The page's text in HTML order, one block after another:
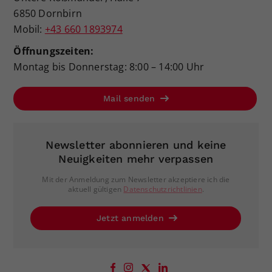
6850 Dornbirn
Mobil: +43 660 1893974
Öffnungszeiten:
Montag bis Donnerstag: 8:00 – 14:00 Uhr
Mail senden
Newsletter abonnieren und keine
Neuigkeiten mehr verpassen
Mit der Anmeldung zum Newsletter akzeptiere ich die
aktuell gültigen Datenschutzrichtlinien.
Jetzt anmelden